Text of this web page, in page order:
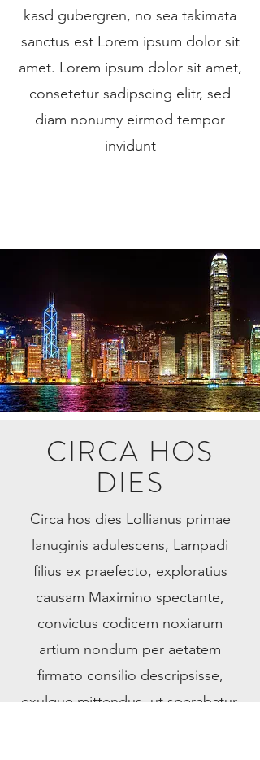
kasd gubergren, no sea takimata
sanctus est Lorem ipsum dolor sit
amet. Lorem ipsum dolor sit amet,
consetetur sadipscing elitr, sed
diam nonumy eirmod tempor
invidunt
CIRCA HOS
DIES
Circa hos dies Lollianus primae
lanuginis adulescens, Lampadi
filius ex praefecto, exploratius
causam Maximino spectante,
convictus codicem noxiarum
artium nondum per aetatem
firmato consilio descripsisse,
exulque mittendus, ut sperabatur,